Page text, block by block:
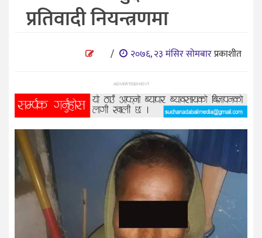
मनोरन्जन
शिक्षा
भिडियो
अन्तर्वाता
प्रतिवादी नियन्त्रणमा
/ २०७६, २३ मंसिर सोमबारप्रकाशीत
ADVERTISEMENT